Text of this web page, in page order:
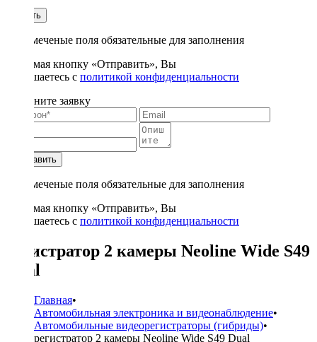
Купить
* - отмеченые поля обязательные для заполнения
Нажимая кнопку «Отправить», Вы
соглашаетесь с политикой конфиденциальности
Заполните заявку
Отправить
* - отмеченые поля обязательные для заполнения
Нажимая кнопку «Отправить», Вы
соглашаетесь с политикой конфиденциальности
регистратор 2 камеры Neoline Wide S49
Dual
Главная•
Автомобильная электроника и видеонаблюдение•
Автомобильные видеорегистраторы (гибриды)•
регистратор 2 камеры Neoline Wide S49 Dual